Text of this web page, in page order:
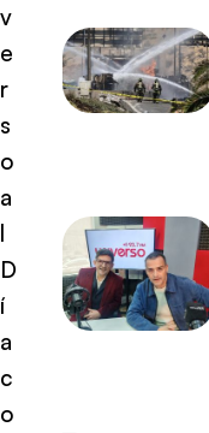
v
e
r
s
o
a
l
D
í
a
c
o